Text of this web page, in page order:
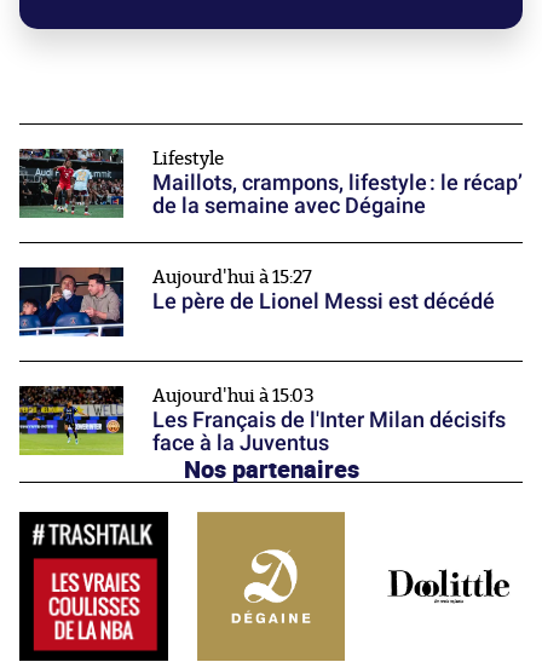
Lifestyle
Maillots, crampons, lifestyle : le récap’
de la semaine avec Dégaine
Aujourd'hui à 15:27
Le père de Lionel Messi est décédé
Aujourd'hui à 15:03
Les Français de l'Inter Milan décisifs
face à la Juventus
Nos partenaires